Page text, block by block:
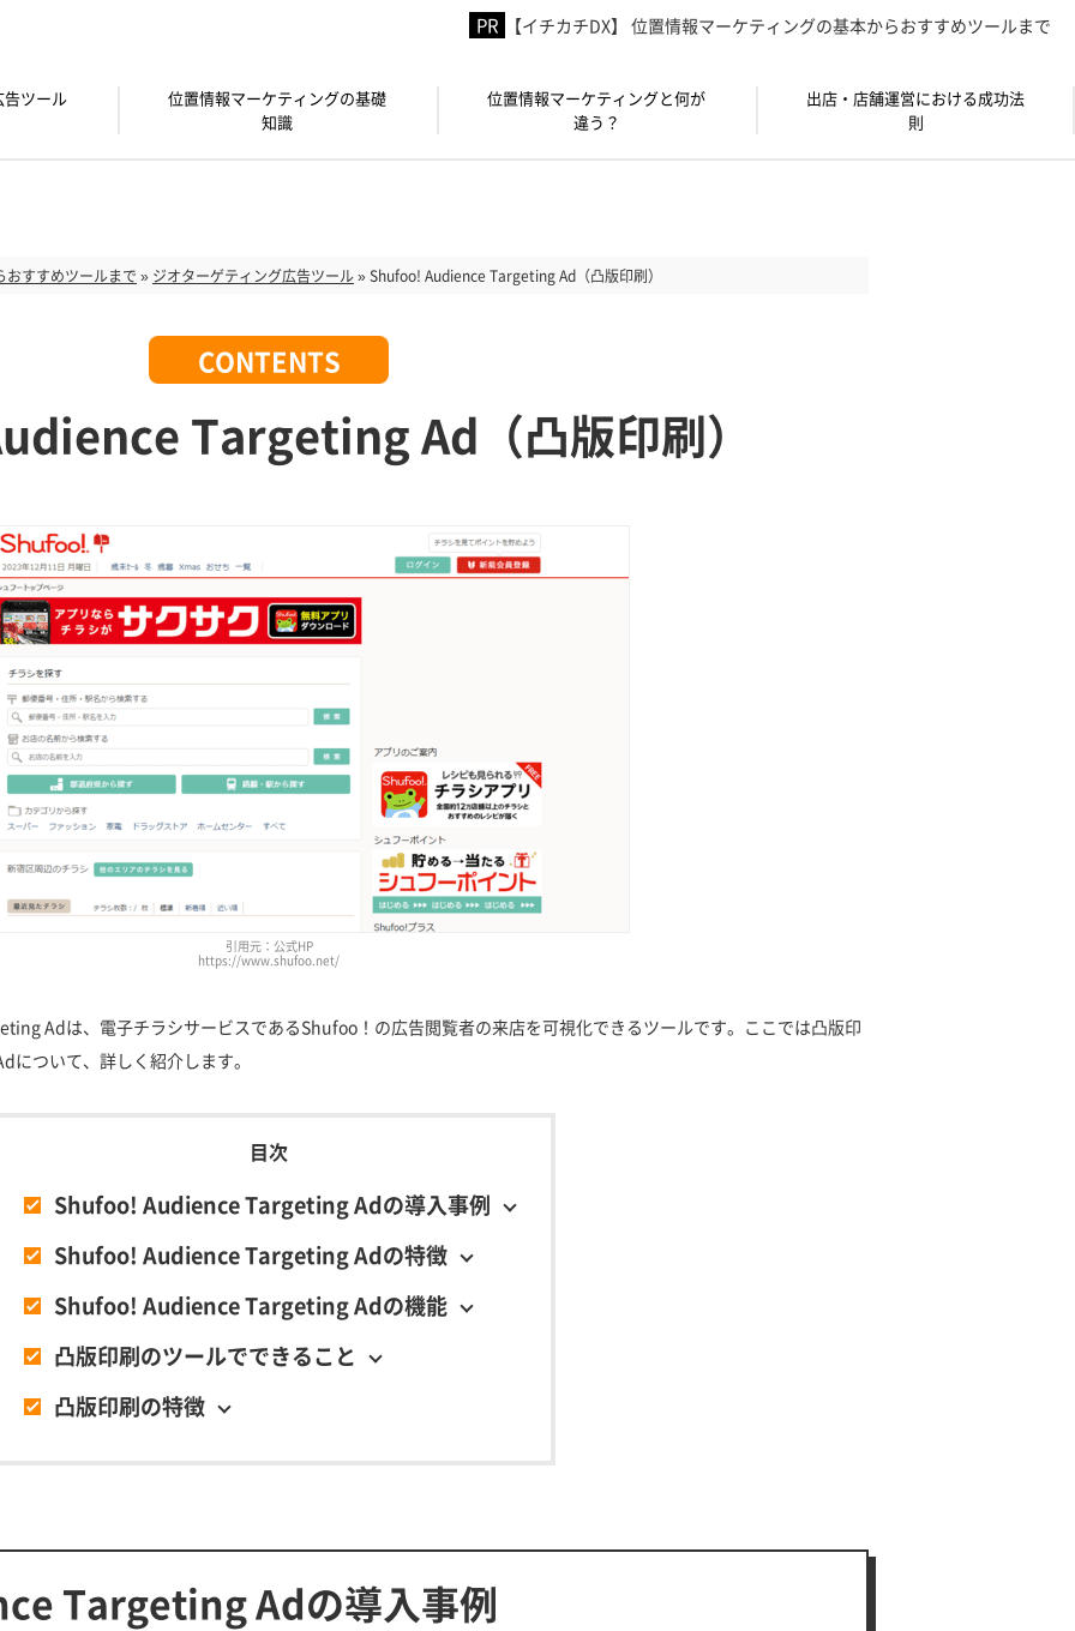
【イチカチDX】 位置情報マーケティングの基本からおすすめツールまで
告ツール
位置情報マーケティングの基礎
知識
位置情報マーケティングと何が
違う？
出店・店舗運営における成功法
則
おすすめツールまで » ジオターゲティング広告ツール»Shufoo! Audience Targeting Ad（凸版印刷）
Targeting Ad（凸版印刷）
引用元：公式HP
https://www.shufoo.net/
Adは、電子チラシサービスであるShufoo！の広告閲覧者の来店を可視化できるツールです。ここでは凸版印
ついて、詳しく紹介します。
Shufoo! Audience Targeting Adの導入事例
Shufoo! Audience Targeting Adの特徴
Shufoo! Audience Targeting Adの機能
凸版印刷のツールでできること
凸版印刷の特徴
Targeting Adの導入事例